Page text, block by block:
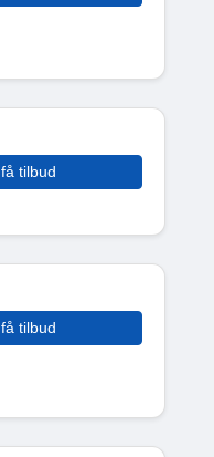
få tilbud
få tilbud